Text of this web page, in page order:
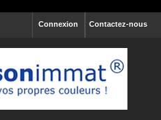
Contactez-nous
Connexion